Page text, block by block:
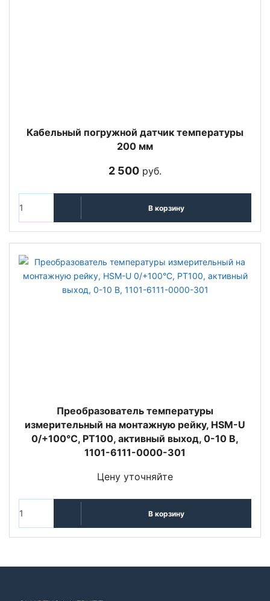
Кабельный погружной датчик температуры
200 мм
2 500 руб.
В корзину
Преобразователь температуры
измерительный на монтажную рейку, HSM-U
0/+100°C, PT100, активный выход, 0-10 В,
1101-6111-0000-301
Цену уточняйте
В корзину